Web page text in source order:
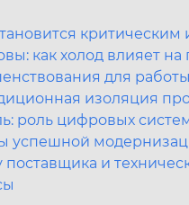
критическим
как холод влияет на
для
изоляция
роль цифровых
успешной
и